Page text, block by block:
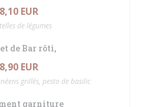
EUR
de légumes
de Bar rôti,
EUR
grillés, pesto de basilic
garniture